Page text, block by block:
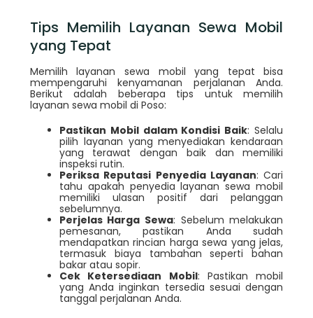
Tips Memilih Layanan Sewa Mobil
yang Tepat
Memilih layanan sewa mobil yang tepat bisa
mempengaruhi kenyamanan perjalanan Anda.
Berikut adalah beberapa tips untuk memilih
layanan sewa mobil di Poso:
Pastikan Mobil dalam Kondisi Baik: Selalu
pilih layanan yang menyediakan kendaraan
yang terawat dengan baik dan memiliki
inspeksi rutin.
Periksa Reputasi Penyedia Layanan: Cari
tahu apakah penyedia layanan sewa mobil
memiliki ulasan positif dari pelanggan
sebelumnya.
Perjelas Harga Sewa: Sebelum melakukan
pemesanan, pastikan Anda sudah
mendapatkan rincian harga sewa yang jelas,
termasuk biaya tambahan seperti bahan
bakar atau sopir.
Cek Ketersediaan Mobil: Pastikan mobil
yang Anda inginkan tersedia sesuai dengan
tanggal perjalanan Anda.